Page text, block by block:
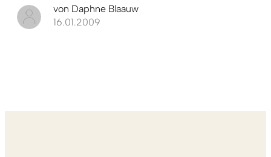
von Daphne Blaauw
16.01.2009